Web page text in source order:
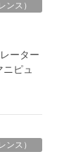
ンス）
ーター
ピュ
ンス）